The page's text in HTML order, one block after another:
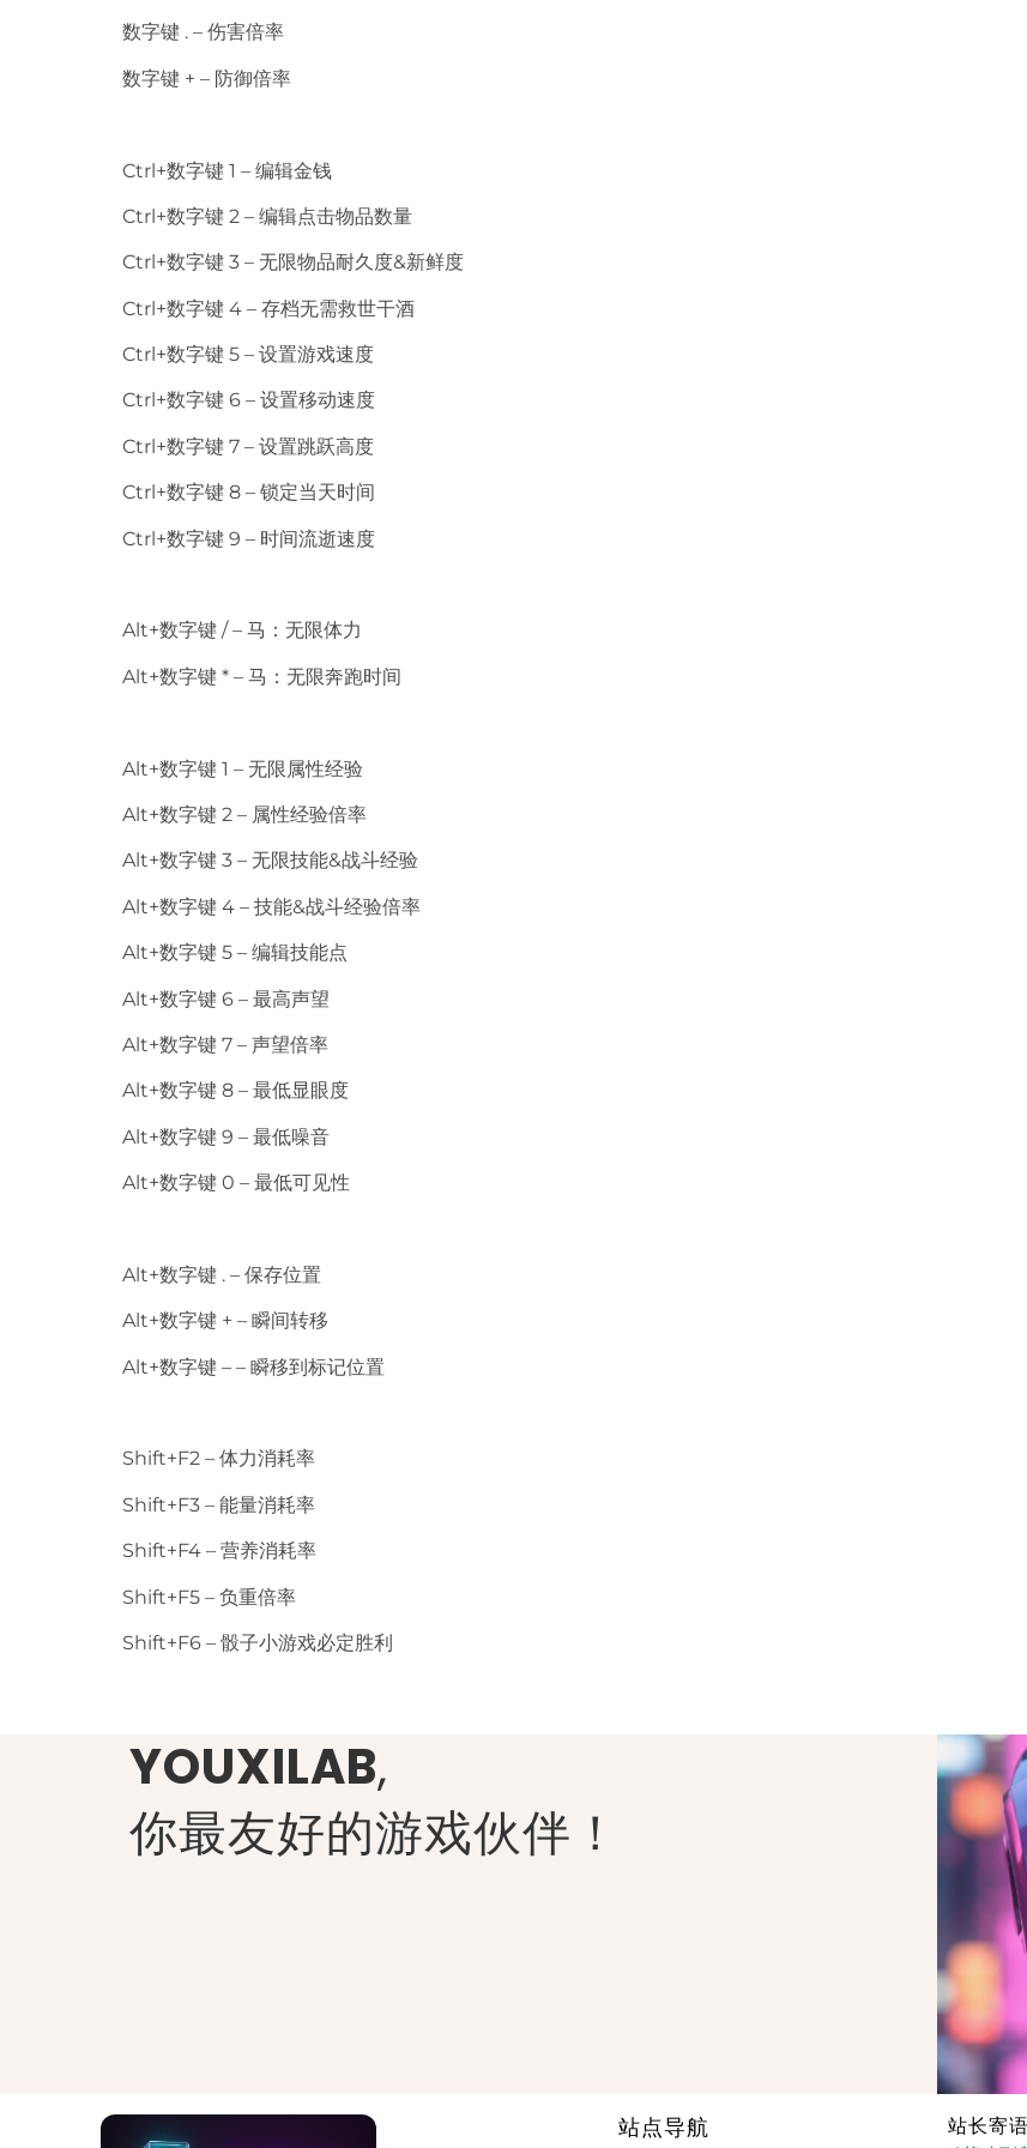
数字键 . – 伤害倍率
数字键 + – 防御倍率
Ctrl+数字键 1 – 编辑金钱
Ctrl+数字键 2 – 编辑点击物品数量
Ctrl+数字键 3 – 无限物品耐久度&新鲜度
Ctrl+数字键 4 – 存档无需救世干酒
Ctrl+数字键 5 – 设置游戏速度
Ctrl+数字键 6 – 设置移动速度
Ctrl+数字键 7 – 设置跳跃高度
Ctrl+数字键 8 – 锁定当天时间
Ctrl+数字键 9 – 时间流逝速度
Alt+数字键 / – 马：无限体力
Alt+数字键 * – 马：无限奔跑时间
Alt+数字键 1 – 无限属性经验
Alt+数字键 2 – 属性经验倍率
Alt+数字键 3 – 无限技能&战斗经验
Alt+数字键 4 – 技能&战斗经验倍率
Alt+数字键 5 – 编辑技能点
Alt+数字键 6 – 最高声望
Alt+数字键 7 – 声望倍率
Alt+数字键 8 – 最低显眼度
Alt+数字键 9 – 最低噪音
Alt+数字键 0 – 最低可见性
Alt+数字键 . – 保存位置
Alt+数字键 + – 瞬间转移
Alt+数字键 – – 瞬移到标记位置
Shift+F2 – 体力消耗率
Shift+F3 – 能量消耗率
Shift+F4 – 营养消耗率
Shift+F5 – 负重倍率
Shift+F6 – 骰子小游戏必定胜利
YOUXILAB,
你最友好的游戏伙伴！
站点导航 站长寄